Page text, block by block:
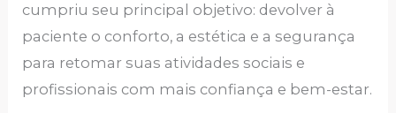
cumpriu seu principal objetivo: devolver à
paciente o conforto, a estética e a segurança
para retomar suas atividades sociais e
profissionais com mais confiança e bem-estar.